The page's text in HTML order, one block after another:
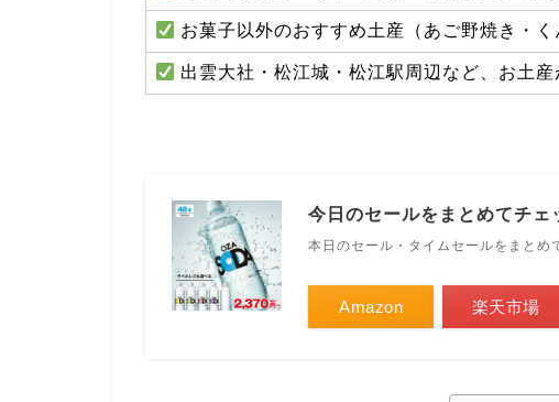
お菓子以外のおすすめ土産（あご野焼き・
出雲大社・松江城・松江駅周辺など、お土
今日のセールをまとめてチェ
本日のセール・タイムセールをまとめ
Amazon 楽天市場